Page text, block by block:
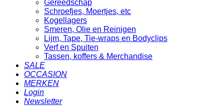
Gereedschap
Schroefjes, Moertjes, etc
Kogellagers
Smeren, Olie en Reinigen
Lijm, Tape, Tie-wraps en Bodyclips
Verf en Spuiten
Tassen, koffers & Merchandise
SALE
OCCASION
MERKEN
Login
Newsletter